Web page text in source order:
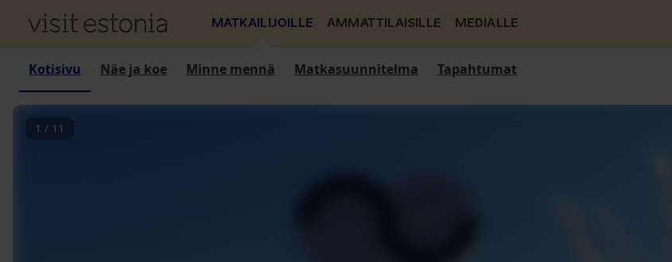
MATKAILIJOILLE AMMATTILAISILLE MEDIALLE
Kotisivu Näe ja koe Minne mennä Matkasuunnitelma Tapahtumat
1 / 11